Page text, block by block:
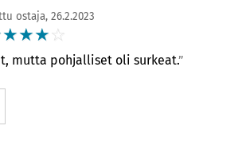
ostaja, 26.2.2023
☆☆☆☆
mutta pohjalliset oli surkeat.